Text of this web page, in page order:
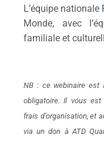
L’équipe
Monde, avec
familiale et
NB : ce webinaire est
obligatoire. Il vous
frais d’organisation, et
via un don à ATD